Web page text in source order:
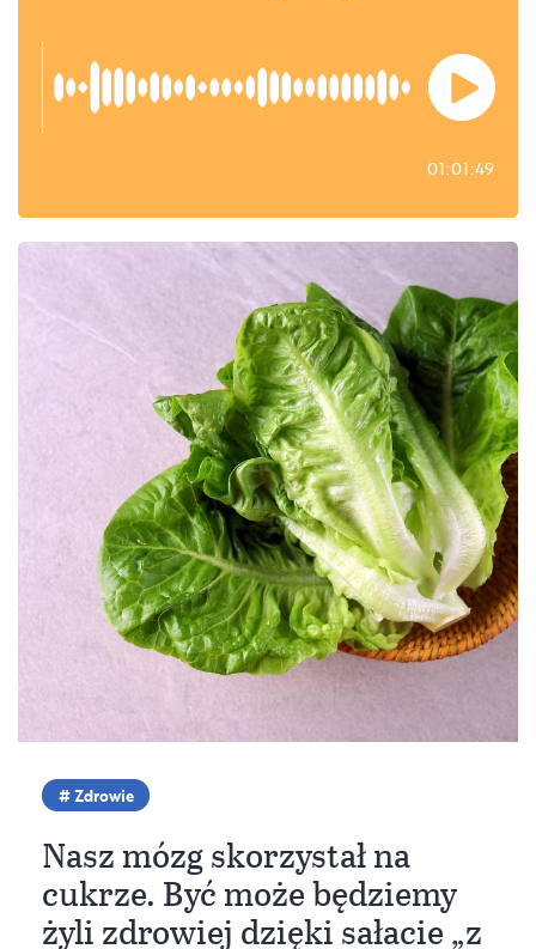
01:01:49
Zdrowie
Nasz mózg skorzystał na
cukrze. Być może będziemy
żyli zdrowiej dzięki sałacie „z